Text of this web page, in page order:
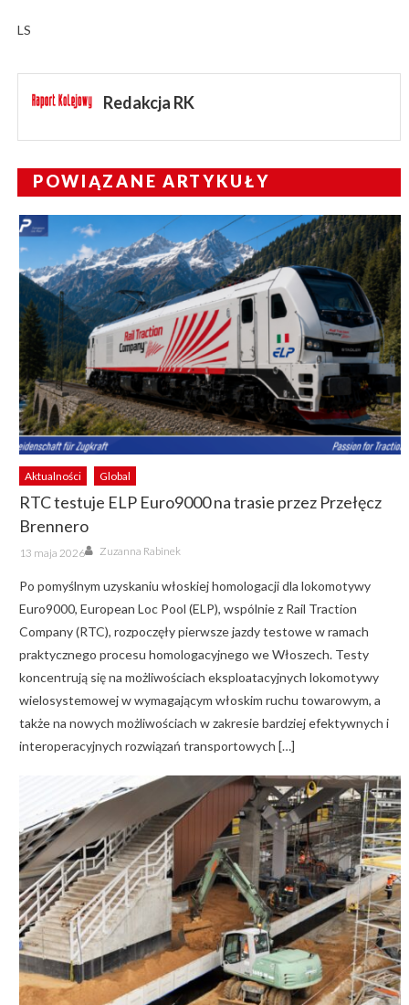
LS
Redakcja RK
POWIĄZANE ARTYKUŁY
Aktualności Global
RTC testuje ELP Euro9000 na trasie przez Przełęcz
Brennero
Posted
on
13 maja 2026 Author
Zuzanna Rabinek
Po pomyślnym uzyskaniu włoskiej homologacji dla lokomotywy
Euro9000, European Loc Pool (ELP), wspólnie z Rail Traction
Company (RTC), rozpoczęły pierwsze jazdy testowe w ramach
praktycznego procesu homologacyjnego we Włoszech. Testy
koncentrują się na możliwościach eksploatacyjnych lokomotywy
wielosystemowej w wymagającym włoskim ruchu towarowym, a
także na nowych możliwościach w zakresie bardziej efektywnych i
interoperacyjnych rozwiązań transportowych […]